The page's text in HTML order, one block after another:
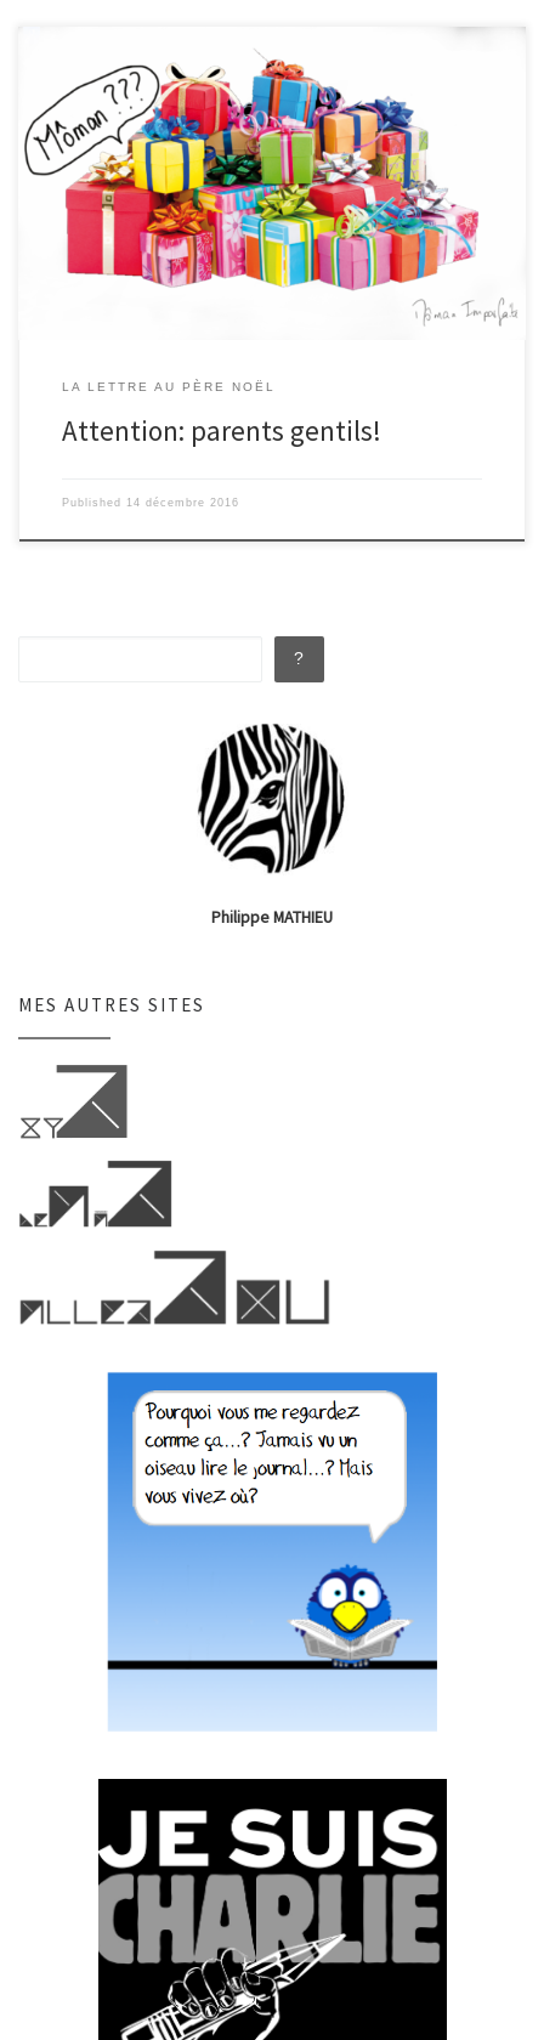
Pour Noël, Je voudrais des nouveaux parents car les miens sont trop
gentils avec moi, ils ne me fâchent jamais et ils m’achètent tout ce que
je veux. Des tonnes de cadeaux : il n’y a presque plus de place dans
ma chambre. Il me faudrait des parents beaucoup plus sévères et,
surtout, je ne veux plus qu’ils m’achètent quelque chose car, dans ma
chambre, il y a tellement d’objets, de jouets, de peluches qu’on ne
peut même plus marcher. L’autre […]
LA LETTRE AU PÈRE NOËL
Attention: parents gentils!
Published 14 décembre 2016
?
Philippe MATHIEU
MES AUTRES SITES